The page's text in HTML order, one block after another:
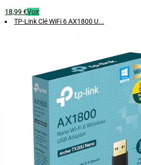
18,99 €Voir
TP-Link Clé WiFi 6 AX1800 U...